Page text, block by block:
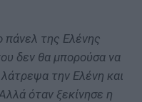
πάνελ της Ελένης
δεν θα μπορούσα να
την Ελένη και
όταν ξεκίνησε η